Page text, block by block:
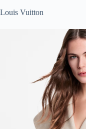
Louis Vuitton